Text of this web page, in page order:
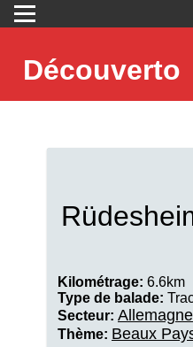
Découverto
Kilométrage: 6.6km
Type de balade:
Secteur: Allemagne
Thème: Beaux